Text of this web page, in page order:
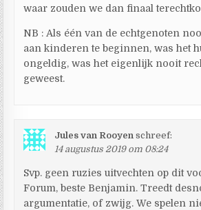
waar zouden we dan finaal
NB : Als één van de echtgenoten
aan kinderen te beginnen, was het
ongeldig, was het eigenlijk nooit
geweest.
Jules van Rooyen schreef:
14 augustus 2019 om 08:24
Svp. geen ruzies uitvechten op dit
Forum, beste Benjamin. Treedt
argumentatie, of zwijg. We spelen